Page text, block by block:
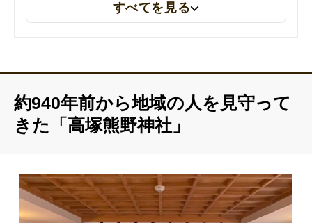
すべてを見る
約940年前から地域の人を見守って
きた「高塚熊野神社」